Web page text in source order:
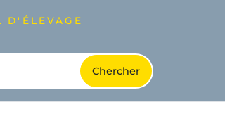
D'ÉLEVAGE